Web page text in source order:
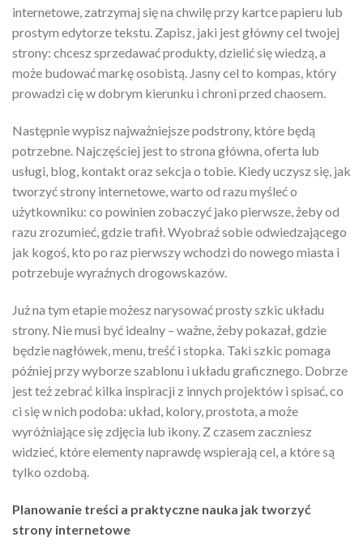
internetowe, zatrzymaj się na chwilę przy kartce papieru lub
prostym edytorze tekstu. Zapisz, jaki jest główny cel twojej
strony: chcesz sprzedawać produkty, dzielić się wiedzą, a
może budować markę osobistą. Jasny cel to kompas, który
prowadzi cię w dobrym kierunku i chroni przed chaosem.
Następnie wypisz najważniejsze podstrony, które będą
potrzebne. Najczęściej jest to strona główna, oferta lub
usługi, blog, kontakt oraz sekcja o tobie. Kiedy uczysz się, jak
tworzyć strony internetowe, warto od razu myśleć o
użytkowniku: co powinien zobaczyć jako pierwsze, żeby od
razu zrozumieć, gdzie trafił. Wyobraź sobie odwiedzającego
jak kogoś, kto po raz pierwszy wchodzi do nowego miasta i
potrzebuje wyraźnych drogowskazów.
Już na tym etapie możesz narysować prosty szkic układu
strony. Nie musi być idealny – ważne, żeby pokazał, gdzie
będzie nagłówek, menu, treść i stopka. Taki szkic pomaga
później przy wyborze szablonu i układu graficznego. Dobrze
jest też zebrać kilka inspiracji z innych projektów i spisać, co
ci się w nich podoba: układ, kolory, prostota, a może
wyróżniające się zdjęcia lub ikony. Z czasem zaczniesz
widzieć, które elementy naprawdę wspierają cel, a które są
tylko ozdobą.
Planowanie treści a praktyczne nauka jak tworzyć
strony internetowe